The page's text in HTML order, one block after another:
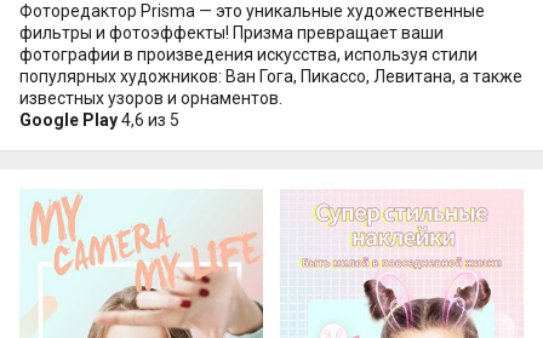
Фоторедактор Prisma — это уникальные художественные
фильтры и фотоэффекты! Призма превращает ваши
фотографии в произведения искусства, используя стили
популярных художников: Ван Гога, Пикассо, Левитана, а также
известных узоров и орнаментов.
Google Play4,6 из 5